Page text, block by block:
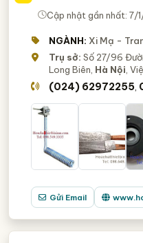
Cập nhật gần nhất: 7/
NGÀNH: Xi Mạ -
Trụ sở: Số 27/96
Long Biên, Hà Nội ,
(024) 62972255
Gửi Email